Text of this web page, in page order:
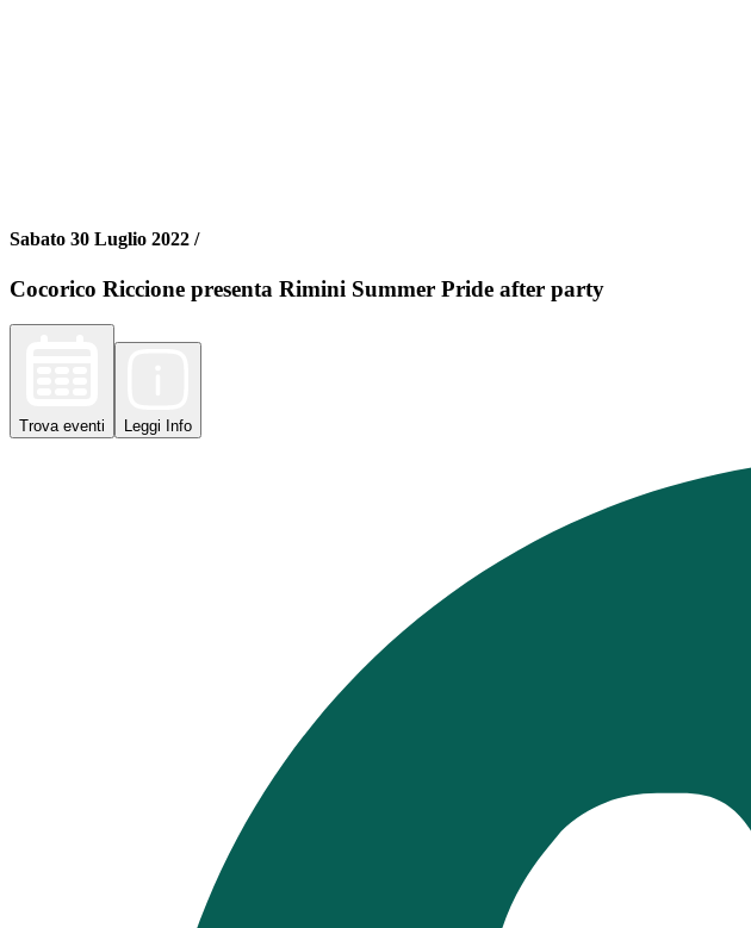
Sabato 30 Luglio 2022 /
Cocorico Riccione presenta Rimini Summer Pride after party
Trova eventi Leggi Info